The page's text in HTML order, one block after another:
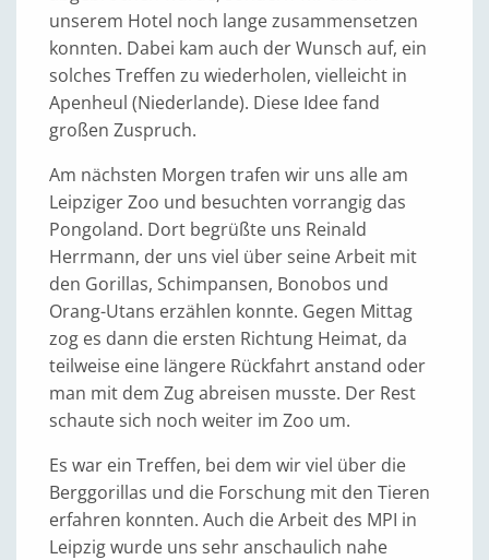
unserem Hotel noch lange zusammensetzen
konnten. Dabei kam auch der Wunsch auf, ein
solches Treffen zu wiederholen, vielleicht in
Apenheul (Niederlande). Diese Idee fand
großen Zuspruch.
Am nächsten Morgen trafen wir uns alle am
Leipziger Zoo und besuchten vorrangig das
Pongoland. Dort begrüßte uns Reinald
Herrmann, der uns viel über seine Arbeit mit
den Gorillas, Schimpansen, Bonobos und
Orang-Utans erzählen konnte. Gegen Mittag
zog es dann die ersten Richtung Heimat, da
teilweise eine längere Rückfahrt anstand oder
man mit dem Zug abreisen musste. Der Rest
schaute sich noch weiter im Zoo um.
Es war ein Treffen, bei dem wir viel über die
Berggorillas und die Forschung mit den Tieren
erfahren konnten. Auch die Arbeit des MPI in
Leipzig wurde uns sehr anschaulich nahe